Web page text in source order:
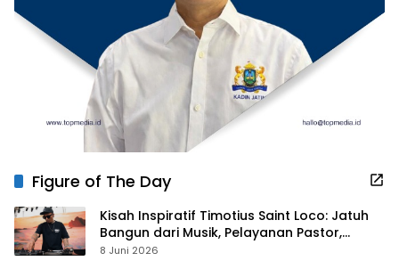
Figure of The Day
Kisah Inspiratif Timotius Saint Loco: Jatuh
Bangun dari Musik, Pelayanan Pastor,
hingga Gurita Bisnis Sambal Babon
8 Juni 2026